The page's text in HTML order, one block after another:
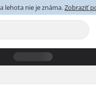
lehota nie je známa.Zobraziť